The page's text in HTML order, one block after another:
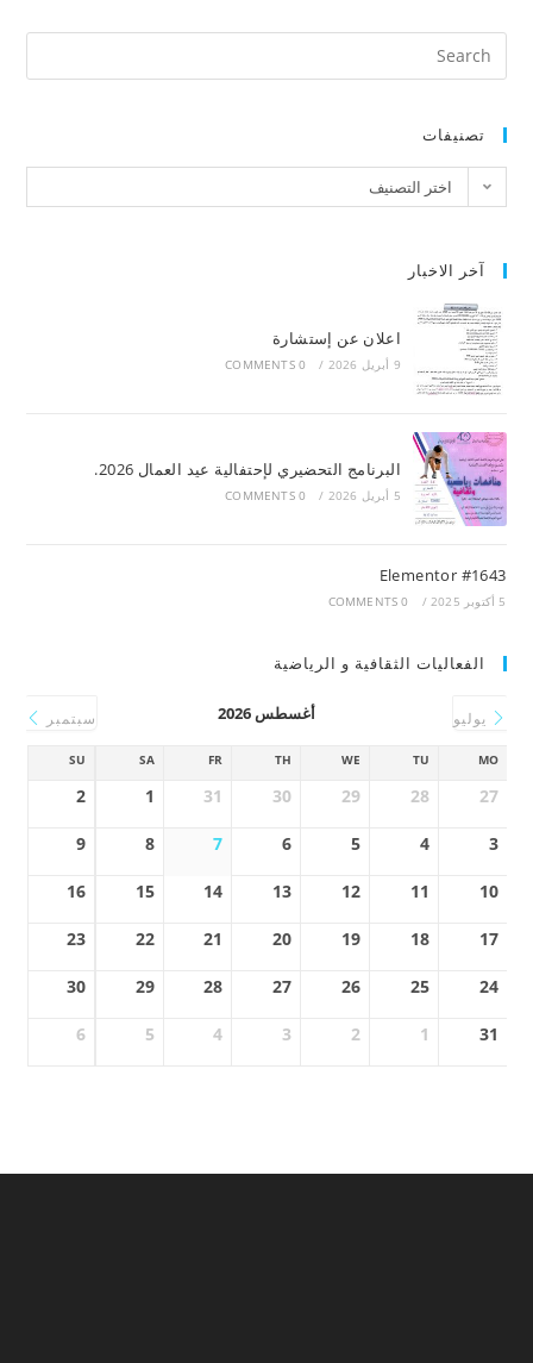
تصنيفات
اختر التصنيف
آخر الاخبار
اعلان عن إستشارة
9 أبريل 2026 /
0 COMMENTS
البرنامج التحضيري لإحتفالية عيد العمال 2026.
5 أبريل 2026 /
0 COMMENTS
Elementor #1643
5 أكتوبر 2025 /
0 COMMENTS
الفعاليات الثقافية و الرياضية
يوليو أغسطس 2026 سبتمبر
MO
TU
WE
TH
FR
SA
SU
27
28
29
30
31
1
2
3
4
5
6
7
8
9
10
11
12
13
14
15
16
17
18
19
20
21
22
23
24
25
26
27
28
29
30
31
1
2
3
4
5
6